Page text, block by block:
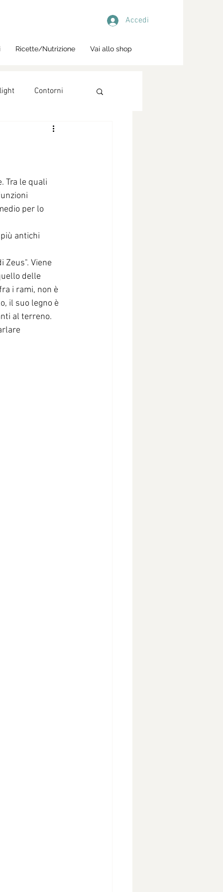
Accedi
Ricette/Nutrizione Vai allo shop
Contorni
Tra le quali
per lo
antichi
Zeus". Viene
delle
i rami, non è
il suo legno è
al terreno.